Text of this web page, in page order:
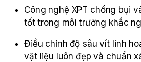
Công nghệ XPT chống bụi
tốt trong môi trường khắc
Điều chỉnh độ sâu vít linh
vật liệu luôn đẹp và chuẩn